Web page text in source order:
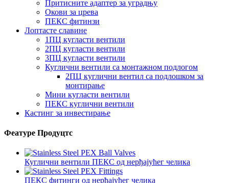
Притисните адаптер за уградњу
Окови за црева
ПЕКС фитинзи
Лоптасте славине
1ПЦ кугласти вентили
2ПЦ кугласти вентили
3ПЦ кугласти вентили
Куглични вентили са монтажном подлогом
2ПЦ куглични вентил са подлошком за
монтирање
Мини кугласти вентили
ПЕКС куглични вентили
Кастинг за инвестирање
Феатуре Продуцтс
Куглични вентили ПЕКС од нерђајућег челика
ПЕКС фитинги од нерђајућег челика